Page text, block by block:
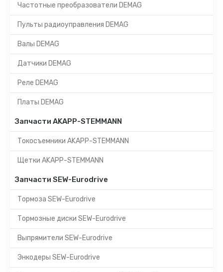
Частотные преобразователи DEMAG
Пульты радиоуправления DEMAG
Валы DEMAG
Датчики DEMAG
Реле DEMAG
Платы DEMAG
Запчасти AKAPP-STEMMANN
Токосъемники AKAPP-STEMMANN
Щетки AKAPP-STEMMANN
Запчасти SEW-Eurodrive
Тормоза SEW-Eurodrive
Тормозные диски SEW-Eurodrive
Выпрямители SEW-Eurodrive
Энкодеры SEW-Eurodrive